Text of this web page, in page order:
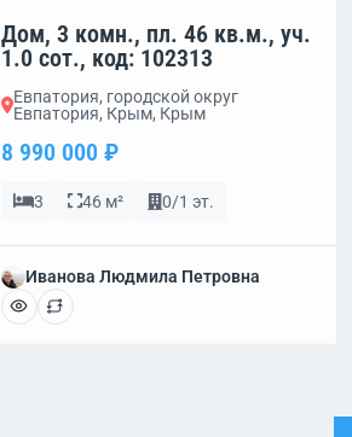
Дом, 3 комн., пл. 46 кв.м., уч.
1.0 сот., код: 102313
Евпатория, городской округ
Евпатория, Крым, Крым
8 990 000 ₽
3 46 м² 0/1 эт.
Иванова Людмила Петровна